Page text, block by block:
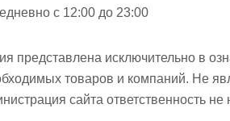
с 12:00 до 23:00
представлена исключительно в
товаров и компаний. Не
сайта ответственность не